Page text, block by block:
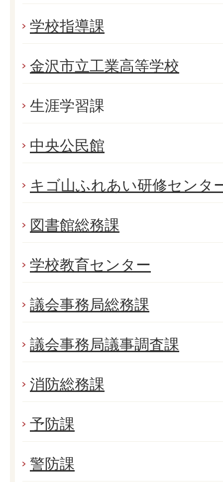
学校指導課
金沢市立工業高等学校
生涯学習課
中央公民館
キゴ山ふれあい研修センタ
図書館総務課
学校教育センター
議会事務局総務課
議会事務局議事調査課
消防総務課
予防課
警防課